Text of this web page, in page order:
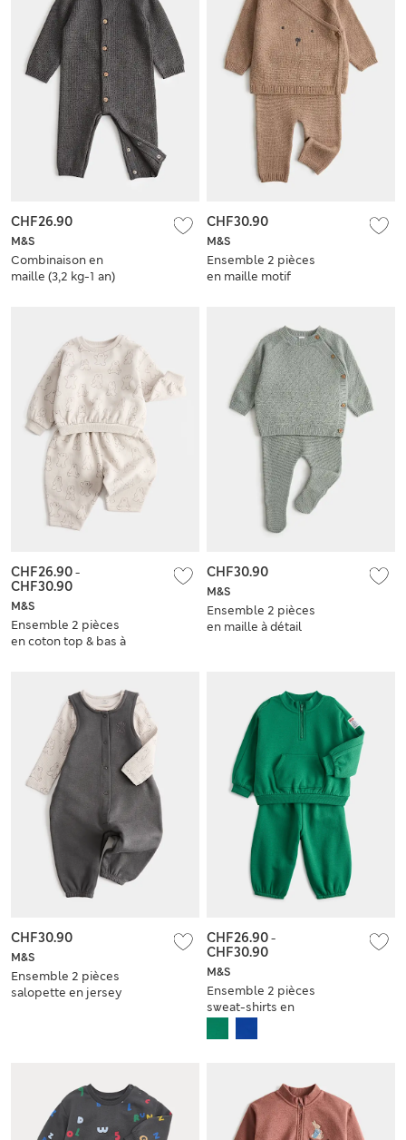
M&S
Combinaison en
maille (3,2 kg-1 an)
CHF26.90
M&S
Ensemble 2 pièces
en maille motif
CHF30.90
M&S
Ensemble 2 pièces
en coton top & bas à
CHF26.90-
CHF30.90
M&S
Ensemble 2 pièces
en maille à détail
CHF30.90
M&S
Ensemble 2 pièces
salopette en jersey
CHF30.90
M&S
Ensemble 2 pièces
sweat-shirts en
ans)
CHF26.90-
CHF30.90